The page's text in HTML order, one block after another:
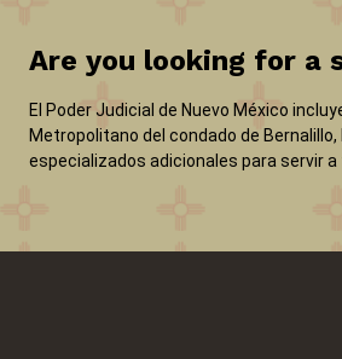
Are you looking for a
El Poder Judicial de Nuevo México
Metropolitano del condado de
especializados adicionales para servir